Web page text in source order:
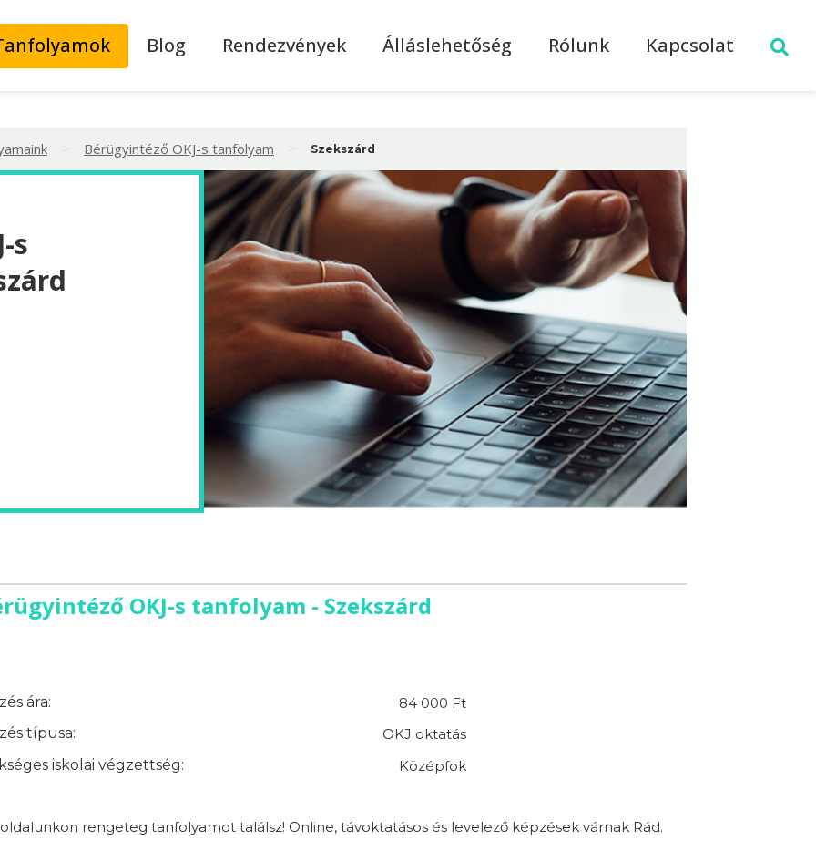
Blog Rendezvények Álláslehetőség Rólunk Kapcsolat
Bérügyintéző OKJ-s tanfolyam Szekszárd
s
OKJ-s tanfolyam - Szekszárd
ára:
84 000 Ft
típusa:
OKJ oktatás
iskolai végzettség:
Középfok
rengeteg tanfolyamot találsz! Online, távoktatásos és levelező képzések várnak Rád.